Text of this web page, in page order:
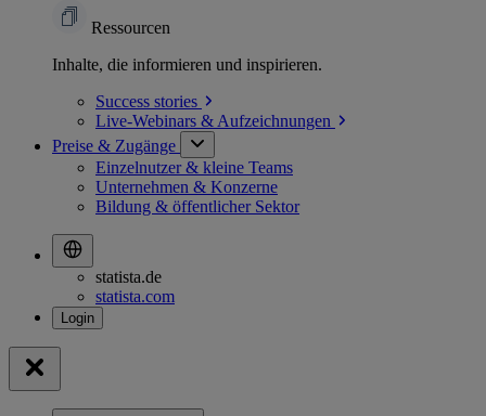
Ressourcen
Inhalte, die informieren und inspirieren.
Success stories
Live-Webinars & Aufzeichnungen
Preise & Zugänge
Einzelnutzer & kleine Teams
Unternehmen & Konzerne
Bildung & öffentlicher Sektor
statista.de
statista.com